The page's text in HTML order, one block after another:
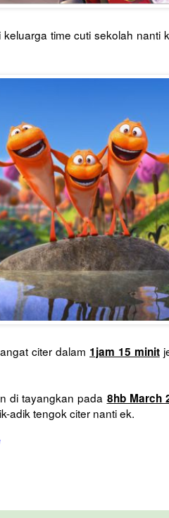
time cuti sekolah nanti
citer dalam 1jam 15 minit
di tayangkan pada 8hb March
adik tengok citer nanti ek.